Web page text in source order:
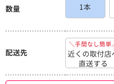
数量 1本
配送先
＼手間なし簡単
近くの取付店
直送する